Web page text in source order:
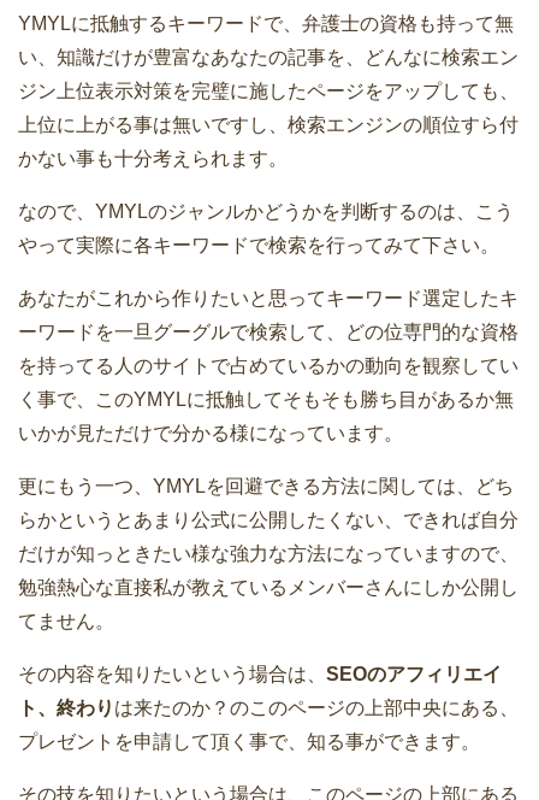
YMYLに抵触するキーワードで、弁護士の資格も持って無
い、知識だけが豊富なあなたの記事を、どんなに検索エン
ジン上位表示対策を完璧に施したページをアップしても、
上位に上がる事は無いですし、検索エンジンの順位すら付
かない事も十分考えられます。
なので、YMYLのジャンルかどうかを判断するのは、こう
やって実際に各キーワードで検索を行ってみて下さい。
あなたがこれから作りたいと思ってキーワード選定したキ
ーワードを一旦グーグルで検索して、どの位専門的な資格
を持ってる人のサイトで占めているかの動向を観察してい
く事で、このYMYLに抵触してそもそも勝ち目があるか無
いかが見ただけで分かる様になっています。
更にもう一つ、YMYLを回避できる方法に関しては、どち
らかというとあまり公式に公開したくない、できれば自分
だけが知っときたい様な強力な方法になっていますので、
勉強熱心な直接私が教えているメンバーさんにしか公開し
てません。
その内容を知りたいという場合は、 SEOのアフィリエイ
ト、終わり は来たのか？のこのページの上部中央にある、
プレゼントを申請して頂く事で、知る事ができます。
その技を知りたいという場合は、このページの上部にある